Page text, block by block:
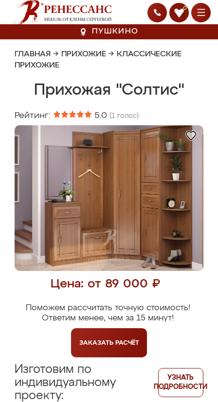
0
ПУШКИНО
ГЛАВНАЯ → ПРИХОЖИЕ → КЛАССИЧЕСКИЕ
ПРИХОЖИЕ
Прихожая "Солтис"
Рейтинг: 5.0 (1 голос)
Цена: от 89 000 ₽
Поможем рассчитать точную стоимость!
Ответим менее, чем за 15 минут!
ЗАКАЗАТЬ РАСЧЁТ
Изготовим по
индивидуальному
проекту:
УЗНАТЬ
ПОДРОБНОСТИ